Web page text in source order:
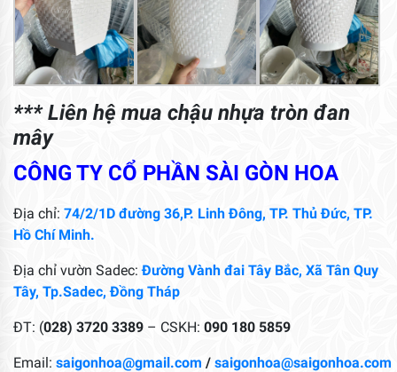
*** Liên hệ mua chậu nhựa tròn đan
mây
CÔNG TY CỔ PHẦN SÀI GÒN HOA
Địa chỉ: 74/2/1D đường 36,P. Linh Đông, TP. Thủ Đức, TP.
Hồ Chí Minh.
Địa chỉ vườn Sadec:Đường Vành đai Tây Bắc, Xã Tân Quy
Tây, Tp.Sadec, Đồng Tháp
ĐT: (028) 3720 3389 – CSKH: 090 180 5859
Email: saigonhoa@gmail.com / saigonhoa@saigonhoa.com